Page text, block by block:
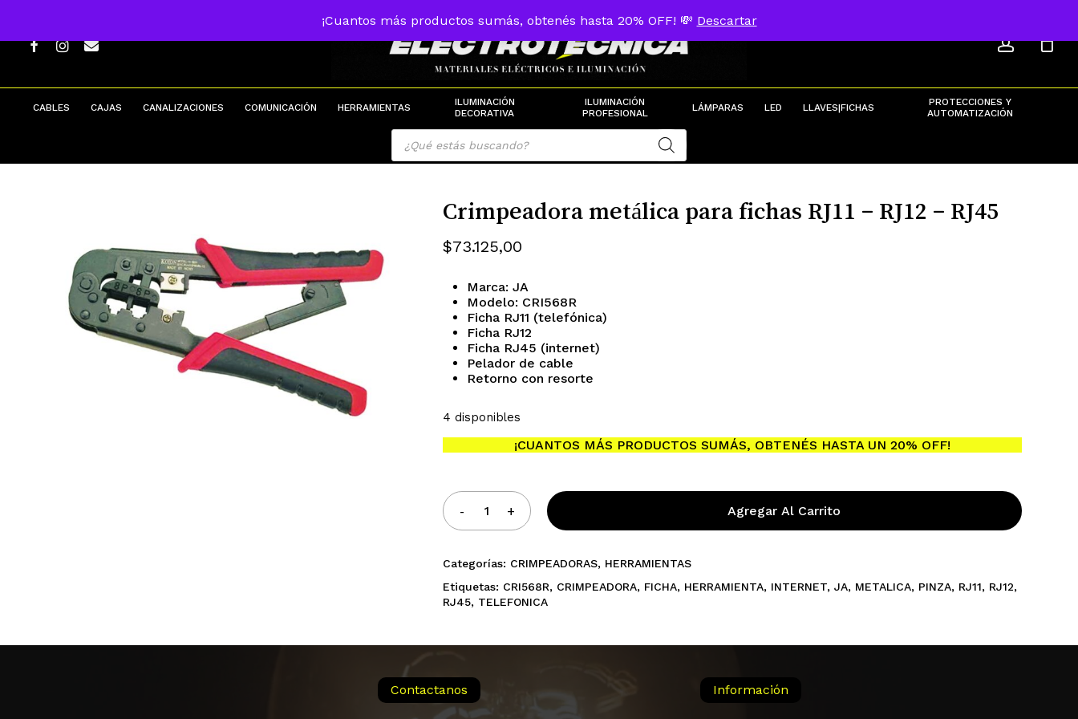
¡Cuantos más productos sumás, obtenés hasta 20% OFF! 💸 Descartar
main
content
FACEBOOKINSTAGRAM
EMAIL
CABLES CAJAS CANALIZACIONES COMUNICACIÓN HERRAMIENTAS
ILUMINACIÓN
DECORATIVA
ILUMINACIÓN
PROFESIONAL
LÁMPARAS LED LLAVES|FICHAS
PROTECCIONES Y
AUTOMATIZACIÓN
Cart Cart
Products
search
Crimpeadora metálica para fichas RJ11 – RJ12 – RJ45
$73.125,00
Marca: JA
Modelo: CRI568R
Ficha RJ11 (telefónica)
Ficha RJ12
Ficha RJ45 (internet)
Pelador de cable
Retorno con resorte
4 disponibles
¡CUANTOS MÁS PRODUCTOS SUMÁS, OBTENÉS HASTA UN 20% OFF!
Agregar Al Carrito
Categorías: CRIMPEADORAS, HERRAMIENTAS
Etiquetas: CRI568R, CRIMPEADORA, FICHA, HERRAMIENTA, INTERNET, JA, METALICA, PINZA, RJ11, RJ12,
RJ45, TELEFONICA
Contactanos Información